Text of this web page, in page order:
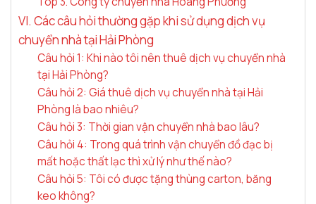
VI. Các câu hỏi thường gặp khi sử dụng dịch vụ
chuyển nhà tại Hải Phòng
Câu hỏi 1: Khi nào tôi nên thuê dịch vụ chuyển nhà
tại Hải Phòng?
Câu hỏi 2: Giá thuê dịch vụ chuyển nhà tại Hải
Phòng là bao nhiêu?
Câu hỏi 3: Thời gian vận chuyển nhà bao lâu?
Câu hỏi 4: Trong quá trình vận chuyển đồ đạc bị
mất hoặc thất lạc thì xử lý như thế nào?
Câu hỏi 5: Tôi có được tặng thùng carton, băng
keo không?